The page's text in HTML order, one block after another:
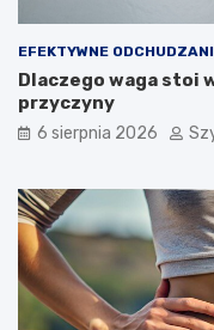
EFEKTYWNE
Dlaczego waga stoi
przyczyny
6 sierpnia 2026